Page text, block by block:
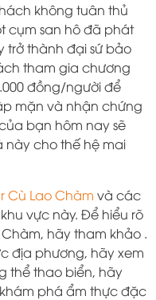
không tuân thủ
cụm san hô đã phát
trở thành đại sứ bảo
tham gia chương
đồng/người để
mặn và nhận chứng
bạn hôm nay sẽ
này cho thế hệ mai
Cù Lao Chàm và các
vực này. Để hiểu rõ
hãy tham khảo .
địa phương, hãy xem
thể thao biển, hãy
phá ẩm thực đặc